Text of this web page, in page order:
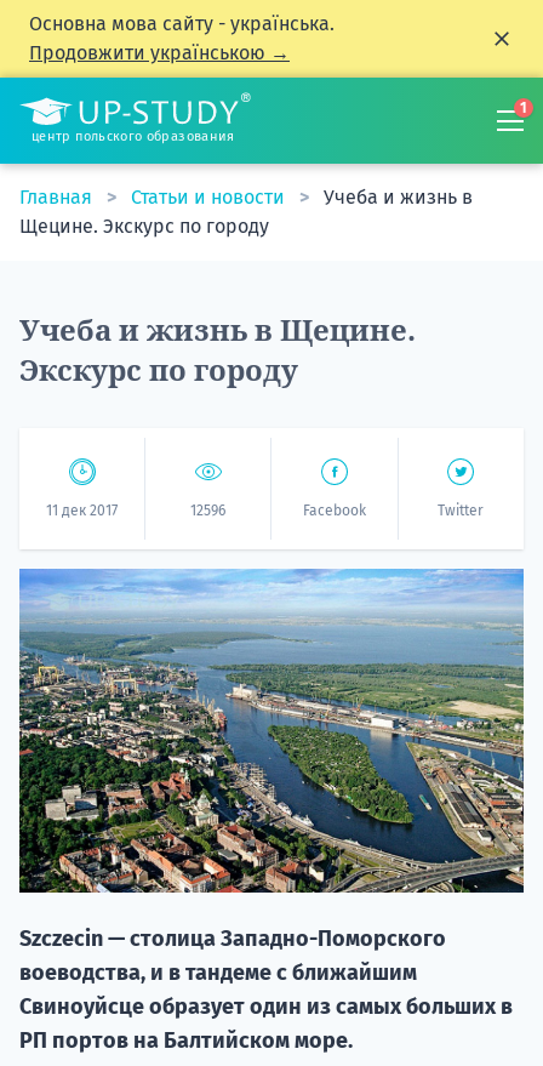
Основна мова сайту - українська.
Продовжити українською →
центр польского образования
1
Главная Статьи и новости
Учеба и жизнь в
Щецине. Экскурс по городу
Учеба и жизнь в Щецине.
Экскурс по городу
11 дек 2017 12596 Facebook Twitter
Szczecin — столица Западно-Поморского
воеводства, и в тандеме с ближайшим
Свиноуйсце образует один из самых больших в
РП портов на Балтийском море.
НАБОР